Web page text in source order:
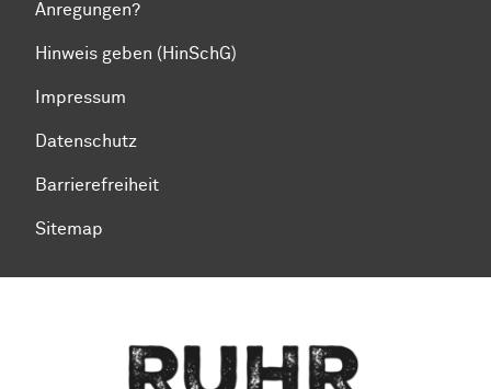
Anregungen?
Hinweis geben (HinSchG)
Impressum
Datenschutz
Barrierefreiheit
Sitemap